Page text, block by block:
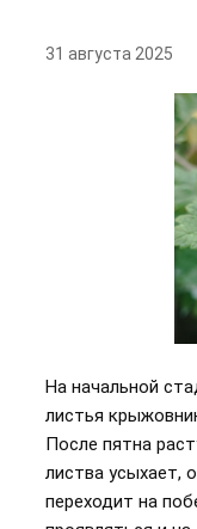
31 августа 2025
На начальной
листья
После пятна
листва усыхает,
переходит на